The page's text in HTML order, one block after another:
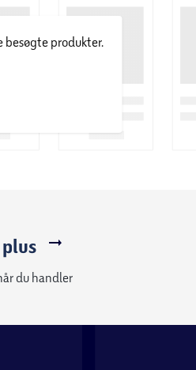
besøgte produkter.
du handler